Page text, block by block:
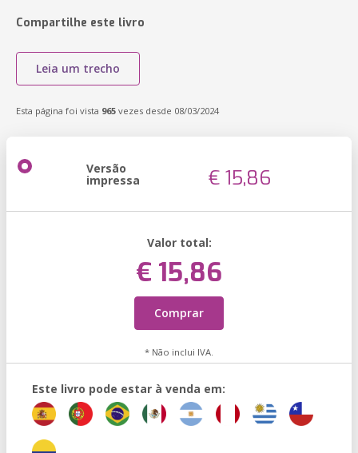
Compartilhe este livro
Leia um trecho
Esta página foi vista 965 vezes desde 08/03/2024
Versão
impressa € 15,86
Valor total:
€ 15,86
Comprar
* Não inclui IVA.
Este livro pode estar à venda em: